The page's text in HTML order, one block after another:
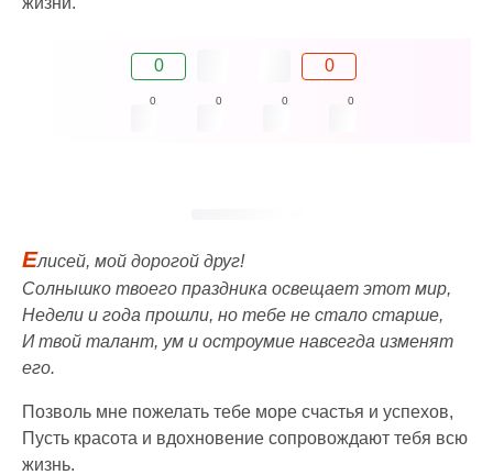
0 0
0 0 0 0
Елисей, мой дорогой друг!
Солнышко твоего праздника освещает этот мир,
Недели и года прошли, но тебе не стало старше,
И твой талант, ум и остроумие навсегда изменят
его.
Позволь мне пожелать тебе море счастья и успехов,
Пусть красота и вдохновение сопровождают тебя всю
жизнь.